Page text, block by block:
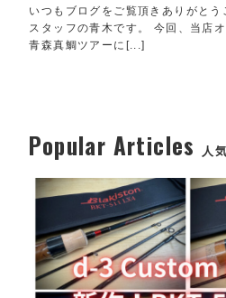
いつもブログをご覧頂きありがと
スタッフの青木です。 今回、当店
青森真鯛ツアーに[...]
Popular Articles 人